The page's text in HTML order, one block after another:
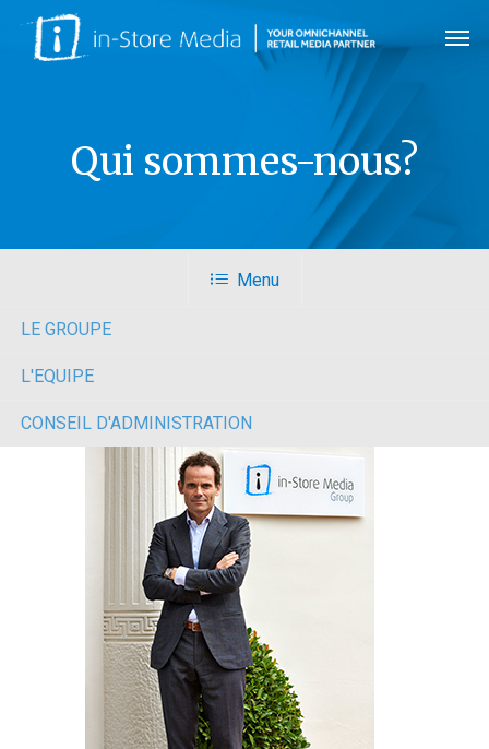
main
Qui sommes-nous?
Menu
LE GROUPE
L'EQUIPE
CONSEIL D'ADMINISTRATION